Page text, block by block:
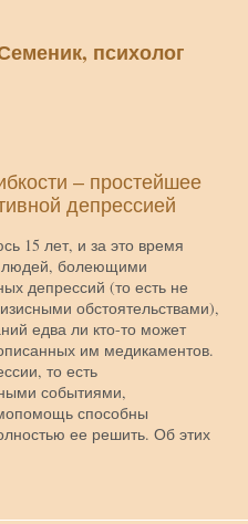
психолог
– простейшее
депрессией
15 лет, и за это время
людей, болеющими
депрессий (то есть не
обстоятельствами),
едва ли кто-то может
им медикаментов.
то есть
событиями,
способны
ее решить. Об этих